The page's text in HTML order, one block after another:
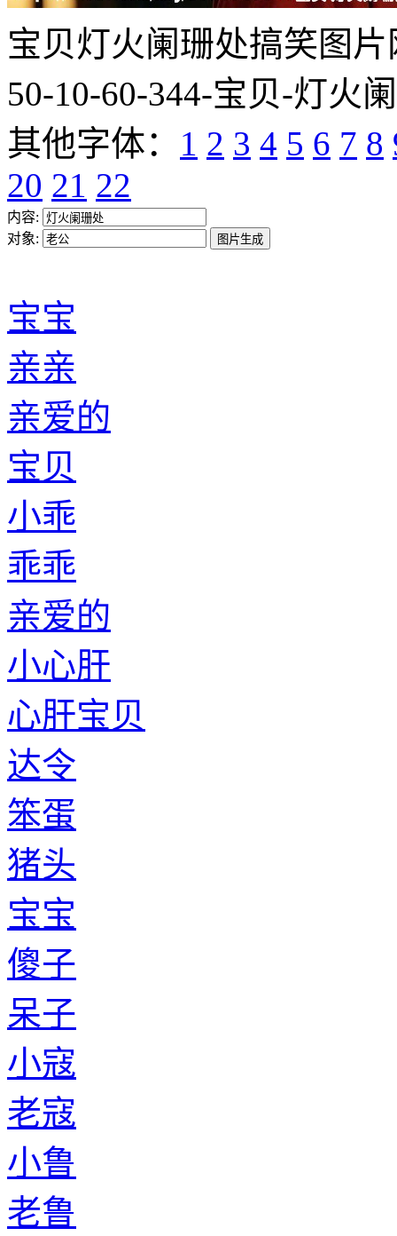
宝贝灯火阑珊处搞笑图片
50-10-60-344-宝贝-灯火
其他字体： 1 2 3 4 5 6 7 8
20 21 22
内容:
对象:
宝宝
亲亲
亲爱的
宝贝
小乖
乖乖
亲爱的
小心肝
心肝宝贝
达令
笨蛋
猪头
宝宝
傻子
呆子
小寇
老寇
小鲁
老鲁